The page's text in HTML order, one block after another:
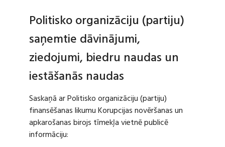
Politisko organizāciju (partiju)
saņemtie dāvinājumi,
ziedojumi, biedru naudas un
iestāšanās naudas
Saskaņā ar Politisko organizāciju (partiju)
finansēšanas likumu Korupcijas novēršanas un
apkarošanas birojs tīmekļa vietnē publicē
informāciju: